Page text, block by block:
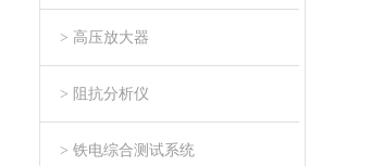
> 高压放大器
> 阻抗分析仪
> 铁电综合测试系统